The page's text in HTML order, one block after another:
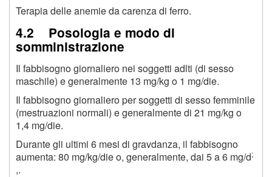
Terapia delle anemie da carenza di ferro.
4.2 Posologia e modo di
somministrazione
Il fabbisogno giornaliero nei soggetti adlti (di sesso
maschile) e generalmente 13 mg/kg o 1 mg/die.
Il fabbisogno giornaliero per soggetti di sesso femminile
(mestruazioni normali) e generalmente di 21 mg/kg o
1,4 mg/die.
Durante gli ultimi 6 mesi di gravdanza, il fabbisogno
aumenta: 80 mg/kg/die o, generalmente, dai 5 a 6 mg/d;
,.